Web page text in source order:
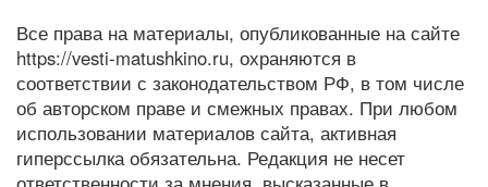
Все права на материалы, опубликованные на сайте
https://vesti-matushkino.ru, охраняются в
соответствии с законодательством РФ, в том числе
об авторском праве и смежных правах. При любом
использовании материалов сайта, активная
гиперссылка обязательна. Редакция не несет